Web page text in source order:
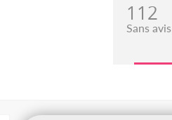
112
Sans avis